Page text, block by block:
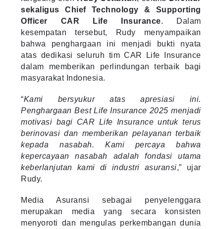
sekaligus Chief Technology & Supporting
Officer CAR Life Insurance. Dalam
kesempatan tersebut, Rudy menyampaikan
bahwa penghargaan ini menjadi bukti nyata
atas dedikasi seluruh tim CAR Life Insurance
dalam memberikan perlindungan terbaik bagi
masyarakat Indonesia.
“Kami bersyukur atas apresiasi ini.
Penghargaan Best Life Insurance 2025 menjadi
motivasi bagi CAR Life Insurance untuk terus
berinovasi dan memberikan pelayanan terbaik
kepada nasabah. Kami percaya bahwa
kepercayaan nasabah adalah fondasi utama
keberlanjutan kami di industri asuransi,” ujar
Rudy.
Media Asuransi sebagai penyelenggara
merupakan media yang secara konsisten
menyoroti dan mengulas perkembangan dunia